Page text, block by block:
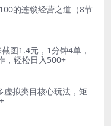
的连锁经营之道（8节
图1.4元，1分钟4单，
，轻松日入500+
虚拟类目核心玩法，矩